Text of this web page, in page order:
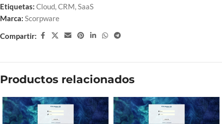
Etiquetas: Cloud,CRM,SaaS
Marca: Scorpware
Compartir:
Productos relacionados